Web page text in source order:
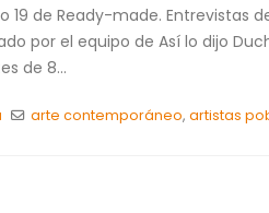
19 de Ready-made. Entrevistas
por el equipo de Así lo dijo
de 8...
arte contemporáneo,artistas